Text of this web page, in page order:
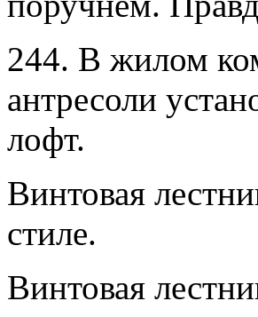
244. В жилом
антресоли
лофт.
Винтовая
стиле.
Винтовая